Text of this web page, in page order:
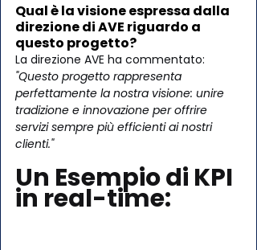
Qual è la visione espressa dalla
direzione di AVE riguardo a
questo progetto?
La direzione AVE ha commentato:
"Questo progetto rappresenta
perfettamente la nostra visione: unire
tradizione e innovazione per offrire
servizi sempre più efficienti ai nostri
clienti."
Un Esempio di KPI
in real-time: